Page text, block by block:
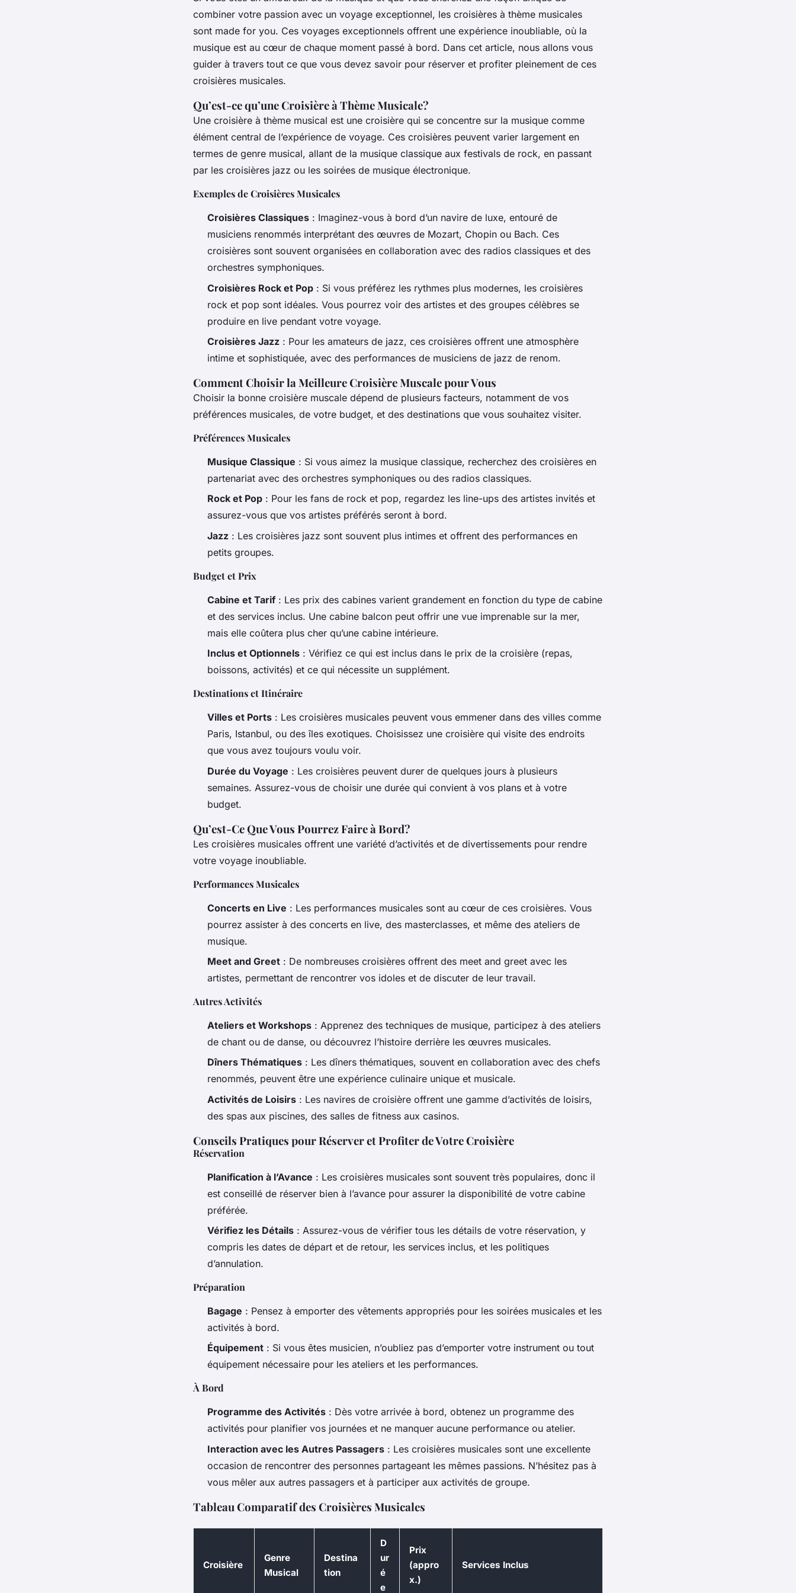
combiner votre passion avec un voyage exceptionnel, les croisières à thème musicales
sont made for you. Ces voyages exceptionnels offrent une expérience inoubliable, où la
musique est au cœur de chaque moment passé à bord. Dans cet article, nous allons vous
guider à travers tout ce que vous devez savoir pour réserver et profiter pleinement de ces
croisières musicales.
Qu’est-ce qu’une Croisière à Thème Musicale?
Une croisière à thème musical est une croisière qui se concentre sur la musique comme
élément central de l’expérience de voyage. Ces croisières peuvent varier largement en
termes de genre musical, allant de la musique classique aux festivals de rock, en passant
par les croisières jazz ou les soirées de musique électronique.
Exemples de Croisières Musicales
Croisières Classiques : Imaginez-vous à bord d’un navire de luxe, entouré de
musiciens renommés interprétant des œuvres de Mozart, Chopin ou Bach. Ces
croisières sont souvent organisées en collaboration avec des radios classiques et des
orchestres symphoniques.
Croisières Rock et Pop : Si vous préférez les rythmes plus modernes, les croisières
rock et pop sont idéales. Vous pourrez voir des artistes et des groupes célèbres se
produire en live pendant votre voyage.
Croisières Jazz : Pour les amateurs de jazz, ces croisières offrent une atmosphère
intime et sophistiquée, avec des performances de musiciens de jazz de renom.
Comment Choisir la Meilleure Croisière Muscale pour Vous
Choisir la bonne croisière muscale dépend de plusieurs facteurs, notamment de vos
préférences musicales, de votre budget, et des destinations que vous souhaitez visiter.
Préférences Musicales
Musique Classique : Si vous aimez la musique classique, recherchez des croisières en
partenariat avec des orchestres symphoniques ou des radios classiques.
Rock et Pop : Pour les fans de rock et pop, regardez les line-ups des artistes invités et
assurez-vous que vos artistes préférés seront à bord.
Jazz : Les croisières jazz sont souvent plus intimes et offrent des performances en
petits groupes.
Budget et Prix
Cabine et Tarif : Les prix des cabines varient grandement en fonction du type de cabine
et des services inclus. Une cabine balcon peut offrir une vue imprenable sur la mer,
mais elle coûtera plus cher qu’une cabine intérieure.
Inclus et Optionnels : Vérifiez ce qui est inclus dans le prix de la croisière (repas,
boissons, activités) et ce qui nécessite un supplément.
Destinations et Itinéraire
Villes et Ports : Les croisières musicales peuvent vous emmener dans des villes comme
Paris, Istanbul, ou des îles exotiques. Choisissez une croisière qui visite des endroits
que vous avez toujours voulu voir.
Durée du Voyage : Les croisières peuvent durer de quelques jours à plusieurs
semaines. Assurez-vous de choisir une durée qui convient à vos plans et à votre
budget.
Qu’est-Ce Que Vous Pourrez Faire à Bord?
Les croisières musicales offrent une variété d’activités et de divertissements pour rendre
votre voyage inoubliable.
Performances Musicales
Concerts en Live : Les performances musicales sont au cœur de ces croisières. Vous
pourrez assister à des concerts en live, des masterclasses, et même des ateliers de
musique.
Meet and Greet : De nombreuses croisières offrent des meet and greet avec les
artistes, permettant de rencontrer vos idoles et de discuter de leur travail.
Autres Activités
Ateliers et Workshops : Apprenez des techniques de musique, participez à des ateliers
de chant ou de danse, ou découvrez l’histoire derrière les œuvres musicales.
Dîners Thématiques : Les dîners thématiques, souvent en collaboration avec des chefs
renommés, peuvent être une expérience culinaire unique et musicale.
Activités de Loisirs : Les navires de croisière offrent une gamme d’activités de loisirs,
des spas aux piscines, des salles de fitness aux casinos.
Conseils Pratiques pour Réserver et Profiter de Votre Croisière
Réservation
Planification à l’Avance : Les croisières musicales sont souvent très populaires, donc il
est conseillé de réserver bien à l’avance pour assurer la disponibilité de votre cabine
préférée.
Vérifiez les Détails : Assurez-vous de vérifier tous les détails de votre réservation, y
compris les dates de départ et de retour, les services inclus, et les politiques
d’annulation.
Préparation
Bagage : Pensez à emporter des vêtements appropriés pour les soirées musicales et les
activités à bord.
Équipement : Si vous êtes musicien, n’oubliez pas d’emporter votre instrument ou tout
équipement nécessaire pour les ateliers et les performances.
À Bord
Programme des Activités : Dès votre arrivée à bord, obtenez un programme des
activités pour planifier vos journées et ne manquer aucune performance ou atelier.
Interaction avec les Autres Passagers : Les croisières musicales sont une excellente
occasion de rencontrer des personnes partageant les mêmes passions. N’hésitez pas à
vous mêler aux autres passagers et à participer aux activités de groupe.
Tableau Comparatif des Croisières Musicales
Croisière
Genre
Musical
Destina
tion
D
ur
é
e
Prix
(appro
x.)
Services Inclus